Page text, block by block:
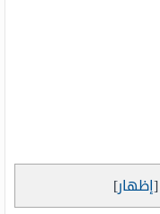
[إظهار]